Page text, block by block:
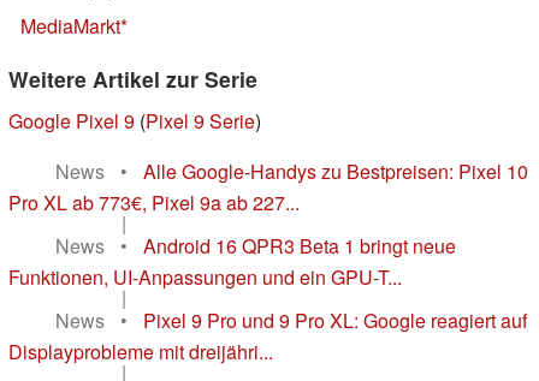
MediaMarkt
Weitere Artikel zur Serie
Google Pixel 9 (Pixel 9 Serie)
News
•
Alle Google-Handys zu Bestpreisen: Pixel 10
Pro XL ab 773€, Pixel 9a ab 227...
|
News
•
Android 16 QPR3 Beta 1 bringt neue
Funktionen, UI-Anpassungen und ein GPU-T...
|
News
•
Pixel 9 Pro und 9 Pro XL: Google reagiert auf
Displayprobleme mit dreijähri...
|